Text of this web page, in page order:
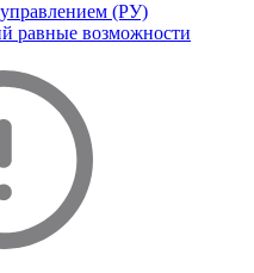
(РУ)
равные возможности